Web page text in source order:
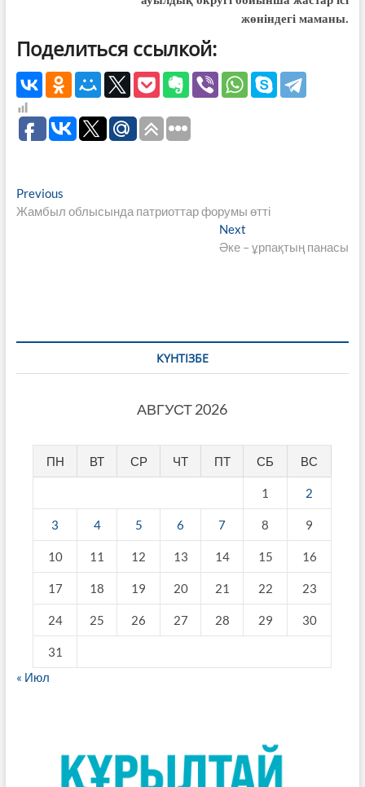
жөніндегі маманы.
Поделиться ссылкой:
Навигация
по
PreviousPrevious
post:
Жамбыл облысында патриоттар форумы өтті
Next
post:
Әке – ұрпақтың панасы
КҮНТІЗБЕ
АВГУСТ 2026
ПН ВТ СР ЧТ ПТ СБ ВС
1 2
3 4 5 6 7 8 9
10 11 12 13 14 15 16
17 18 19 20 21 22 23
24 25 26 27 28 29 30
31
« Июл